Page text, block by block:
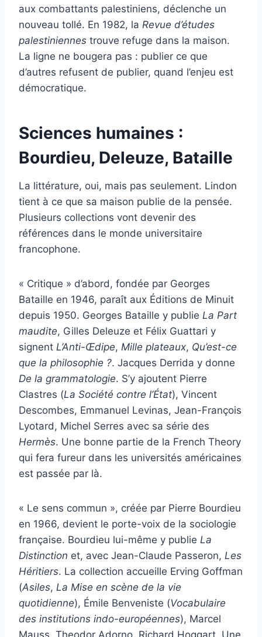
aux combattants palestiniens, déclenche un
nouveau tollé. En 1982, la Revue d’études
palestiniennes trouve refuge dans la maison.
La ligne ne bougera pas : publier ce que
d’autres refusent de publier, quand l’enjeu est
démocratique.
Sciences humaines :
Bourdieu, Deleuze, Bataille
La littérature, oui, mais pas seulement. Lindon
tient à ce que sa maison publie de la pensée.
Plusieurs collections vont devenir des
références dans le monde universitaire
francophone.
« Critique » d’abord, fondée par Georges
Bataille en 1946, paraît aux Éditions de Minuit
depuis 1950. Georges Bataille y publie La Part
maudite, Gilles Deleuze et Félix Guattari y
signent L’Anti-Œdipe, Mille plateaux, Qu’est-ce
que la philosophie ?. Jacques Derrida y donne
De la grammatologie. S’y ajoutent Pierre
Clastres (La Société contre l’État), Vincent
Descombes, Emmanuel Levinas, Jean-François
Lyotard, Michel Serres avec sa série des
Hermès. Une bonne partie de la French Theory
qui fera fureur dans les universités américaines
est passée par là.
« Le sens commun », créée par Pierre Bourdieu
en 1966, devient le porte-voix de la sociologie
française. Bourdieu lui-même y publie La
Distinction et, avec Jean-Claude Passeron, Les
Héritiers. La collection accueille Erving Goffman
(Asiles, La Mise en scène de la vie
quotidienne), Émile Benveniste (Vocabulaire
des institutions indo-européennes), Marcel